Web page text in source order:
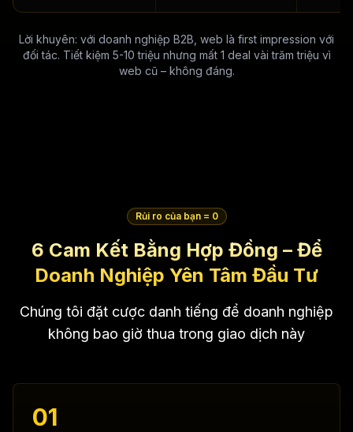
Lời khuyên: với doanh nghiệp B2B, web là first impression với
đối tác. Tiết kiệm 5-10 triệu nhưng mất 1 deal vài trăm triệu vì
web cũ – không đáng.
Rủi ro của bạn = 0
6 Cam Kết Bằng Hợp Đồng – Để
Doanh Nghiệp Yên Tâm Đầu Tư
Chúng tôi đặt cược danh tiếng để doanh nghiệp
không bao giờ thua trong giao dịch này
01